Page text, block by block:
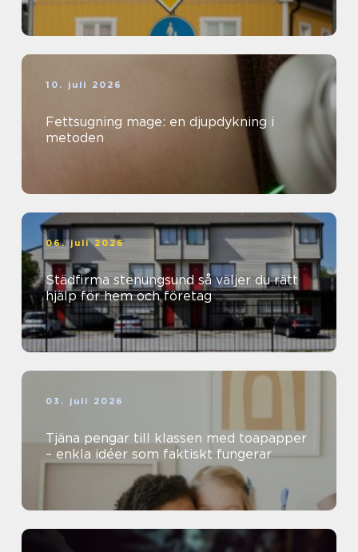
10. juli 2026
Fettsugning mage: en djupdykning i
metoden
06. juli 2026
Städfirma stenungsund så väljer du rätt
hjälp för hem och företag
03. juli 2026
Tjäna pengar till klassen med toapapper
– enkla idéer som faktiskt fungerar